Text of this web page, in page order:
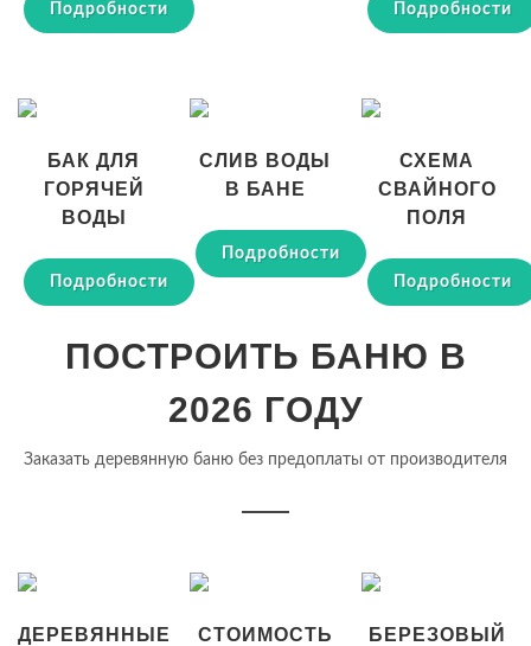
Подробности Подробности
БАК ДЛЯ
ГОРЯЧЕЙ
ВОДЫ
Подробности
СЛИВ ВОДЫ
В БАНЕ
Подробности
СХЕМА
СВАЙНОГО
ПОЛЯ
Подробности
ПОСТРОИТЬ БАНЮ В
2026 ГОДУ
Заказать деревянную баню без предоплаты от производителя
ДЕРЕВЯННЫЕ
СТОИМОСТЬ
БЕРЕЗОВЫЙ